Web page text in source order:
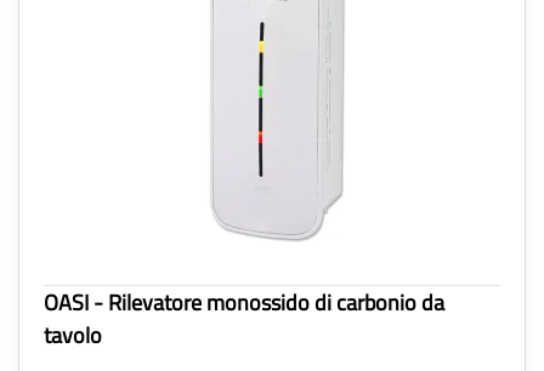
OASI - Rilevatore monossido di carbonio da
tavolo